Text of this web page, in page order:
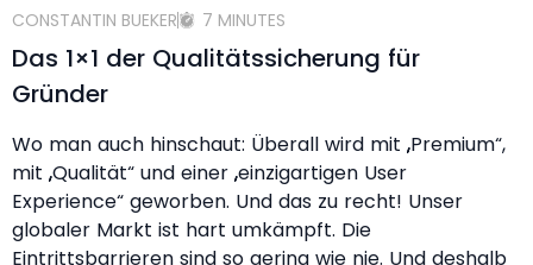
CONSTANTIN BUEKER 7 MINUTES
Das 1×1 der Qualitätssicherung für
Gründer
Wo man auch hinschaut: Überall wird mit „Premium“,
mit „Qualität“ und einer „einzigartigen User
Experience“ geworben. Und das zu recht! Unser
globaler Markt ist hart umkämpft. Die
Eintrittsbarrieren sind so gering wie nie. Und deshalb